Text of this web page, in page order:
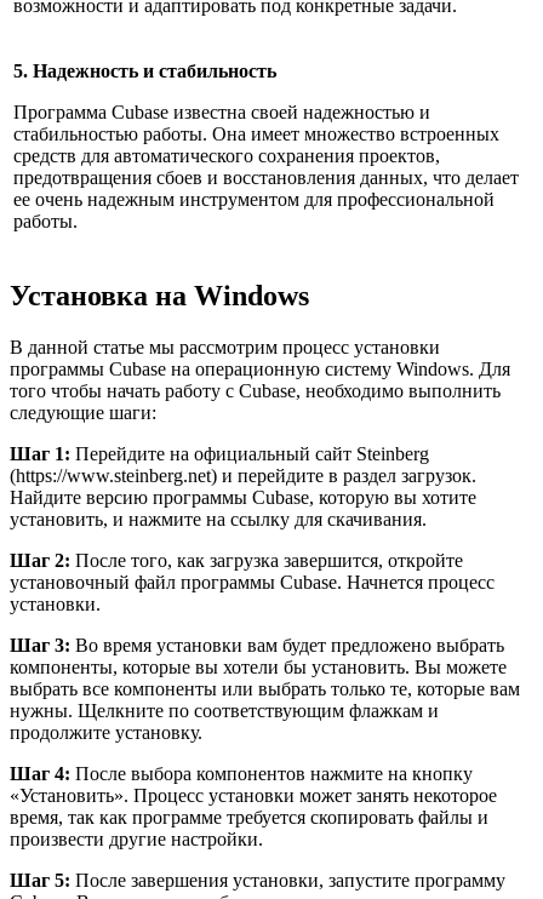
возможности и адаптировать под конкретные задачи.
5. Надежность и стабильность
Программа Cubase известна своей надежностью и
стабильностью работы. Она имеет множество встроенных
средств для автоматического сохранения проектов,
предотвращения сбоев и восстановления данных, что делает
ее очень надежным инструментом для профессиональной
работы.
Установка на Windows
В данной статье мы рассмотрим процесс установки
программы Cubase на операционную систему Windows. Для
того чтобы начать работу с Cubase, необходимо выполнить
следующие шаги:
Шаг 1: Перейдите на официальный сайт Steinberg
(https://www.steinberg.net) и перейдите в раздел загрузок.
Найдите версию программы Cubase, которую вы хотите
установить, и нажмите на ссылку для скачивания.
Шаг 2: После того, как загрузка завершится, откройте
установочный файл программы Cubase. Начнется процесс
установки.
Шаг 3: Во время установки вам будет предложено выбрать
компоненты, которые вы хотели бы установить. Вы можете
выбрать все компоненты или выбрать только те, которые вам
нужны. Щелкните по соответствующим флажкам и
продолжите установку.
Шаг 4: После выбора компонентов нажмите на кнопку
«Установить». Процесс установки может занять некоторое
время, так как программе требуется скопировать файлы и
произвести другие настройки.
Шаг 5: После завершения установки, запустите программу